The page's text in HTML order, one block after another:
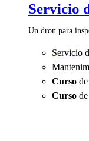
Servicio
Un dron para
Servicio
Curso
Curso